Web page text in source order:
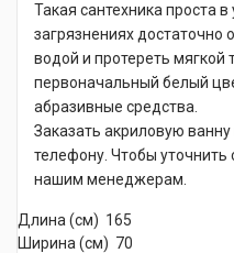
Такая сантехника проста
загрязнениях достаточно
водой и протереть мягкой
первоначальный белый
абразивные средства.
Заказать акриловую
телефону. Чтобы уточнить
нашим менеджерам.
Длина (см) 165
Ширина (см) 70